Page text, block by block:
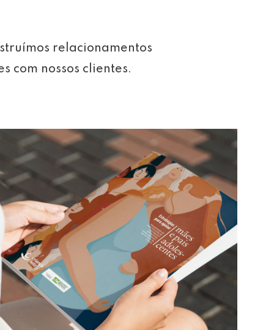
relacionamentos
com nossos clientes.